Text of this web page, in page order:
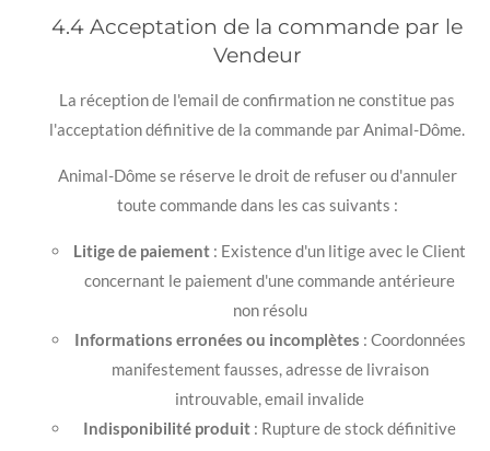
4.4 Acceptation de la commande par le
Vendeur
La réception de l'email de confirmation ne constitue pas
l'acceptation définitive de la commande par Animal-Dôme.
Animal-Dôme se réserve le droit de refuser ou d'annuler
toute commande dans les cas suivants :
Litige de paiement : Existence d'un litige avec le Client
concernant le paiement d'une commande antérieure
non résolu
Informations erronées ou incomplètes : Coordonnées
manifestement fausses, adresse de livraison
introuvable, email invalide
Indisponibilité produit : Rupture de stock définitive